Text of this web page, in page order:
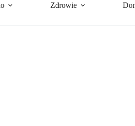
Zdrowie